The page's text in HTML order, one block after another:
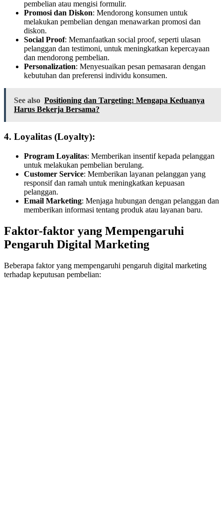
pembelian atau mengisi formulir.
Promosi dan Diskon: Mendorong konsumen untuk
melakukan pembelian dengan menawarkan promosi dan
diskon.
Social Proof: Memanfaatkan social proof, seperti ulasan
pelanggan dan testimoni, untuk meningkatkan kepercayaan
dan mendorong pembelian.
Personalization: Menyesuaikan pesan pemasaran dengan
kebutuhan dan preferensi individu konsumen.
See also Positioning dan Targeting: Mengapa Keduanya
Harus Bekerja Bersama?
4. Loyalitas (Loyalty):
Program Loyalitas: Memberikan insentif kepada pelanggan
untuk melakukan pembelian berulang.
Customer Service: Memberikan layanan pelanggan yang
responsif dan ramah untuk meningkatkan kepuasan
pelanggan.
Email Marketing: Menjaga hubungan dengan pelanggan dan
memberikan informasi tentang produk atau layanan baru.
Faktor-faktor yang Mempengaruhi
Pengaruh Digital Marketing
Beberapa faktor yang mempengaruhi pengaruh digital marketing
terhadap keputusan pembelian: